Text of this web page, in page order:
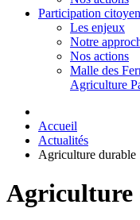
Participation
Les enjeux
Notre
Nos actions
Malle des
Agriculture
Accueil
Actualités
Agriculture
Agriculture